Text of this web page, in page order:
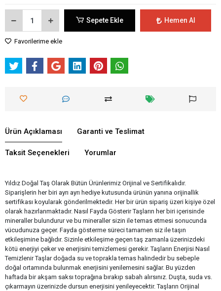
Sepete Ekle Hemen Al
Favorilerime ekle
Ürün Açıklaması Garanti ve Teslimat
Taksit Seçenekleri Yorumlar
Yıldız Doğal Taş Olarak Bütün Ürünlerimiz Orijinal ve Sertifikalıdır.
Siparişlerin her biri ayrı ayrı hediye kutusunda ürünün yanına orijinallik
sertifikası koyularak gönderilmektedir. Her bir ürün sipariş üzeri kişiye özel
olarak hazırlanmaktadır. Nasıl Fayda Gösterir Taşların her biri içerisinde
mineraller bulundurur ve bu mineraller sizin ile temas etmesi sonucunda
vücudunuza geçer. Fayda gösterme süreci tamamen siz ile taşın
etkileşimine bağlıdır. Sizinle etkileşime geçen taş zamanla üzerinizdeki
kötü enerjiyi çeker ve enerjisini temizlemesi gerekir. Taşların Enerjisi Nasıl
Temizlenir Taşlar doğada su ve toprakla temas halindedir bu sebeple
doğal ortamında bulunmak enerjisini yenilemesini sağlar. Bu yüzden
haftada bir akşam saksı toprağına bırakıp sabah alırsınız. Duşta, suda vs.
çıkarmayın üzerinizde dursun enerjisini yenileyecektir. Taşların Orijinal